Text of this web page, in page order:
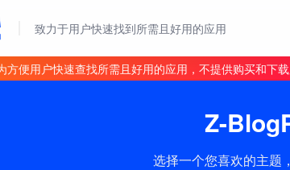
致力于用户快速找到所需且好用的应用
方便用户快速查找所需且好用的应用，不提供购买和下
Z-
选择一个您喜欢的主题